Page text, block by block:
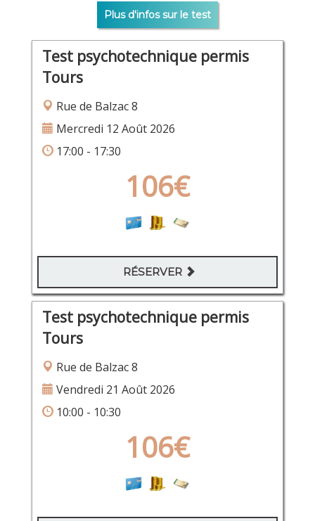
Plus d'infos sur le test
Test psychotechnique permis
Tours
Rue de Balzac 8
Mercredi 12 Août 2026
17:00 - 17:30
106€
RÉSERVER
Test psychotechnique permis
Tours
Rue de Balzac 8
Vendredi 21 Août 2026
10:00 - 10:30
106€